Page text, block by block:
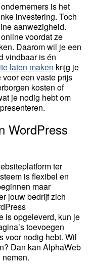
is het
investering. Toch
aanwezigheid.
voordat ze
Daarom wil je een
vindbaar is én
laten maken krijg je
een vaste prijs
kosten of
je nodig hebt om
WordPress
ter
is flexibel en
maar
jouw bedrijf zich
is opgeleverd, kun je
toevoegen
voor nodig hebt. Wil
Dan kan AlphaWeb